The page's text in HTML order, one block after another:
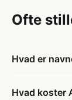
Ofte
Hvad er
Hvad koster